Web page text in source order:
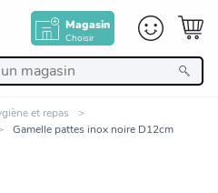
Magasin
Choisir
et repas
Gamelle pattes inox noire D12cm